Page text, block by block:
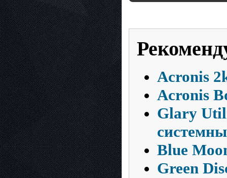
Acronis
Acronis
Glary
Blue
Green